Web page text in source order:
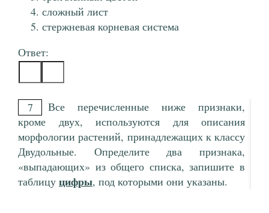
сложный лист
стержневая корневая система
Ответ:
7
Все перечисленные ниже признаки,
кроме двух, используются для описания
морфологии растений, принадлежащих к классу
Двудольные. Определите два признака,
«выпадающих» из общего списка, запишите в
таблицу цифры, под которыми они указаны.